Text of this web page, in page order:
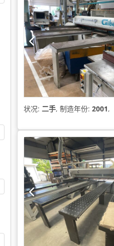
状况: 二手, 制造年份: 2001,